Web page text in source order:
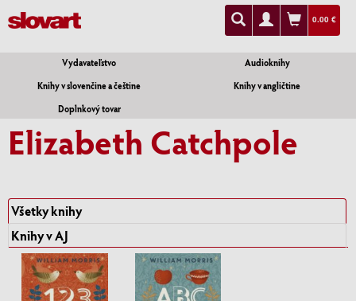
0.00 €
Vydavateľstvo
Audioknihy
Knihy v slovenčine a češtine
Knihy v angličtine
Doplnkový tovar
Elizabeth Catchpole
Všetky knihy
Knihy v AJ